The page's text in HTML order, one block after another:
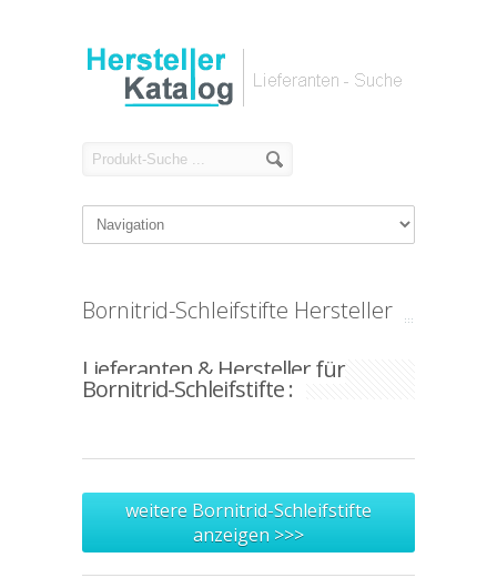
Bornitrid-Schleifstifte Hersteller
Lieferanten & Hersteller für
Bornitrid-Schleifstifte :
weitere Bornitrid-Schleifstifte
anzeigen >>>